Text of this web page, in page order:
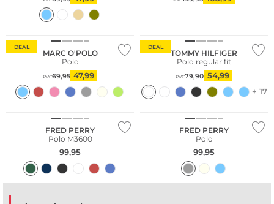
DEAL
MARC O'POLO
Polo
PVC69,95 47,99
DEAL
TOMMY HILFIGER
Polo regular fit
PVC79,90 54,99
+ 17
Taglie grandi
FRED PERRY
Polo M3600
99,95
FRED PERRY
Polo
99,95